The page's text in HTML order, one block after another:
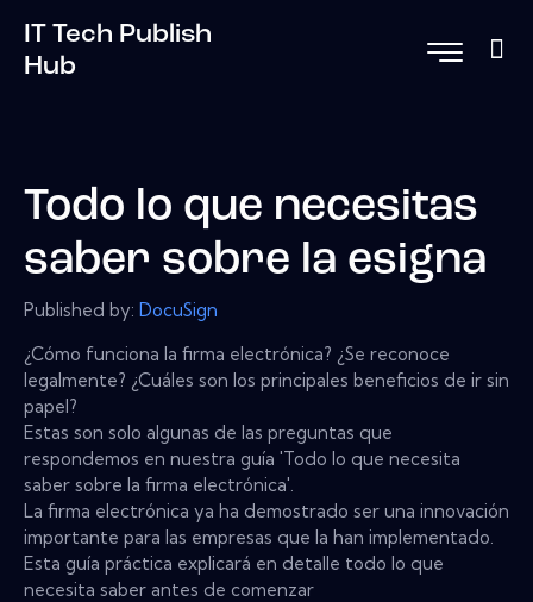
IT Tech Publish
Hub
Todo lo que necesitas
saber sobre la esigna
Published by: DocuSign
¿Cómo funciona la firma electrónica? ¿Se reconoce
legalmente? ¿Cuáles son los principales beneficios de ir sin
papel?
Estas son solo algunas de las preguntas que
respondemos en nuestra guía 'Todo lo que necesita
saber sobre la firma electrónica'.
La firma electrónica ya ha demostrado ser una innovación
importante para las empresas que la han implementado.
Esta guía práctica explicará en detalle todo lo que
necesita saber antes de comenzar